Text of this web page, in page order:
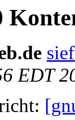
EDT